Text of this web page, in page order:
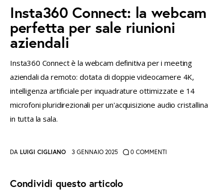
instagramm twitter-
x
Insta360 Connect: la webcam
perfetta per sale riunioni
aziendali
Insta360 Connect è la webcam definitiva per i meeting
aziendali da remoto: dotata di doppie videocamere 4K,
intelligenza artificiale per inquadrature ottimizzate e 14
microfoni pluridirezionali per un'acquisizione audio cristallina
in tutta la sala.
DA LUIGI CIGLIANO 3 GENNAIO 2025 0 COMMENTI
Condividi questo articolo